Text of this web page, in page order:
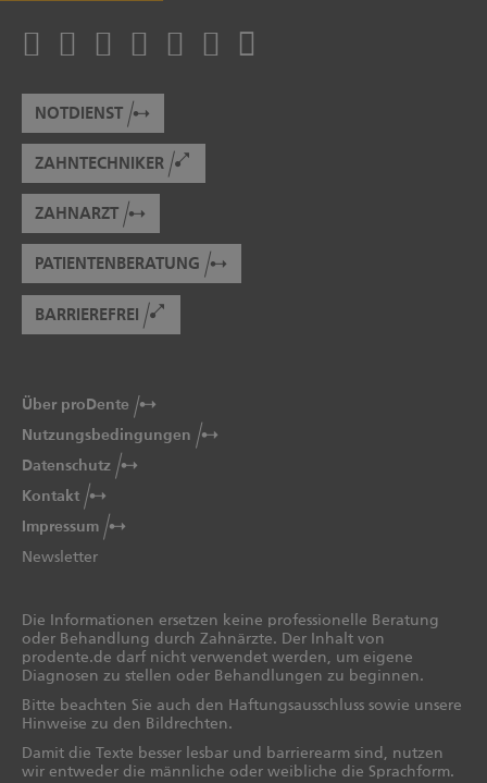
NOTDIENST
ZAHNTECHNIKER
ZAHNARZT
PATIENTENBERATUNG
BARRIEREFREI
Über proDente
Nutzungsbedingungen
Datenschutz
Kontakt
Impressum
Newsletter
Die Informationen ersetzen keine professionelle Beratung
oder Behandlung durch Zahnärzte. Der Inhalt von
prodente.de darf nicht verwendet werden, um eigene
Diagnosen zu stellen oder Behandlungen zu beginnen.
Bitte beachten Sie auch den Haftungsausschluss sowie unsere
Hinweise zu den Bildrechten.
Damit die Texte besser lesbar und barrierearm sind, nutzen
wir entweder die männliche oder weibliche die Sprachform.